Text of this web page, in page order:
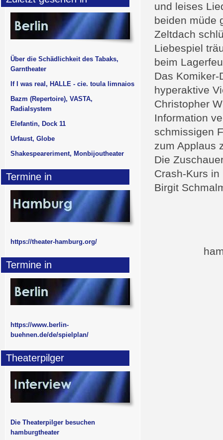
und leises
beiden müde
Zeltdach
Liebespiel
beim
Das
hyperaktive
Christopher
Information
schmissigen
zum Applaus
Die
Crash-Kurs
Birgit
Über die Schädlichkeit des Tabaks,
Garntheater
If I was real, HALLE - cie. toula limnaios
Bazm (Repertoire), VASTA,
Radialsystem
Elefantin, Dock 11
Urfaust, Globe
Shakespeareriment, Monbijoutheater
Termine in
https://theater-hamburg.org/
Termine in
https://www.berlin-
buehnen.de/de/spielplan/
Theaterpilger
Die Theaterpilger besuchen
hamburgtheater